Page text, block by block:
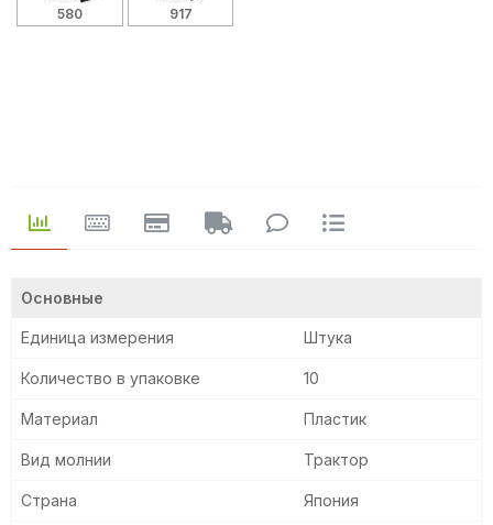
Основные
Единица измерения Штука
Количество в упаковке 10
Материал Пластик
Вид молнии Трактор
Страна Япония
580 917